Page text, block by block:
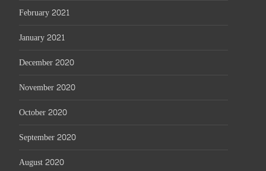
February 2021
January 2021
December 2020
November 2020
October 2020
September 2020
August 2020